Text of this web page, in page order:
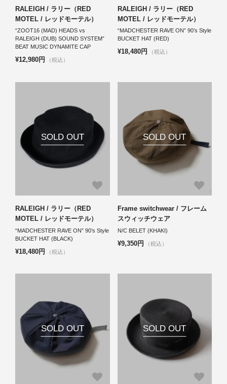
RALEIGH / ラリー（RED
MOTEL / レッドモーテル）
“ZOOT16 (MAD) HEADS vs
RALEIGH (DUB) SOUND SYSTEM”
BEAT MUSIC DYNAMITE CAP
¥12,980円 （税込）
RALEIGH / ラリー（RED
MOTEL / レッドモーテル）
“MADCHESTER RAVE ON” 90’s Style
BUCKET HAT (RED)
¥18,480円 （税込）
SOLD OUT
RALEIGH / ラリー（RED
MOTEL / レッドモーテル）
“MADCHESTER RAVE ON” 90’s Style
BUCKET HAT (BLACK)
¥18,480円 （税込）
SOLD OUT
Frame switchwear / フレーム
スウィッチウェア
N/C BELET (KHAKI)
¥9,350円 （税込）
SOLD OUT SOLD OUT